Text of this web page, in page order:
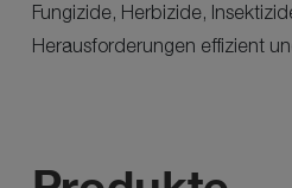
Fungizide, Herbizide,
Herausforderungen effizient